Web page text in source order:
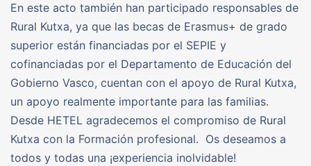
En este acto también han participado responsables de
Rural Kutxa, ya que las becas de Erasmus+ de grado
superior están financiadas por el SEPIE y
cofinanciadas por el Departamento de Educación del
Gobierno Vasco, cuentan con el apoyo de Rural Kutxa,
un apoyo realmente importante para las familias.
Desde HETEL agradecemos el compromiso de Rural
Kutxa con la Formación profesional. Os deseamos a
todos y todas una ¡experiencia inolvidable!